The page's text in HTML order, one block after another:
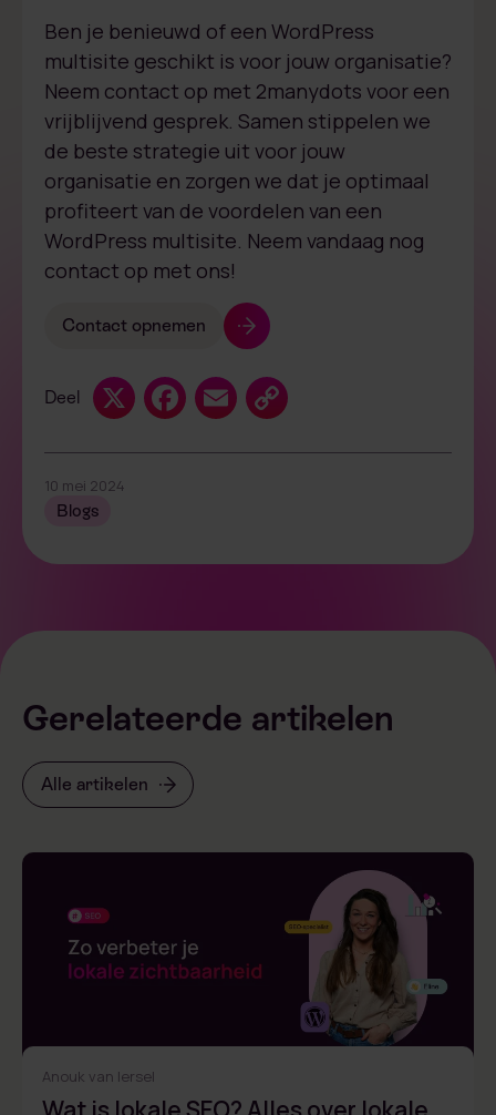
Ben je benieuwd of een WordPress
multisite geschikt is voor jouw organisatie?
Neem contact op met 2manydots voor een
vrijblijvend gesprek. Samen stippelen we
de beste strategie uit voor jouw
organisatie en zorgen we dat je optimaal
profiteert van de voordelen van een
WordPress multisite. Neem vandaag nog
contact op met ons!
Contact opnemen
Deel X Facebook
Email
Copy
Link
10 mei 2024
Blogs
Gerelateerde artikelen
Alle artikelen
Anouk van Iersel